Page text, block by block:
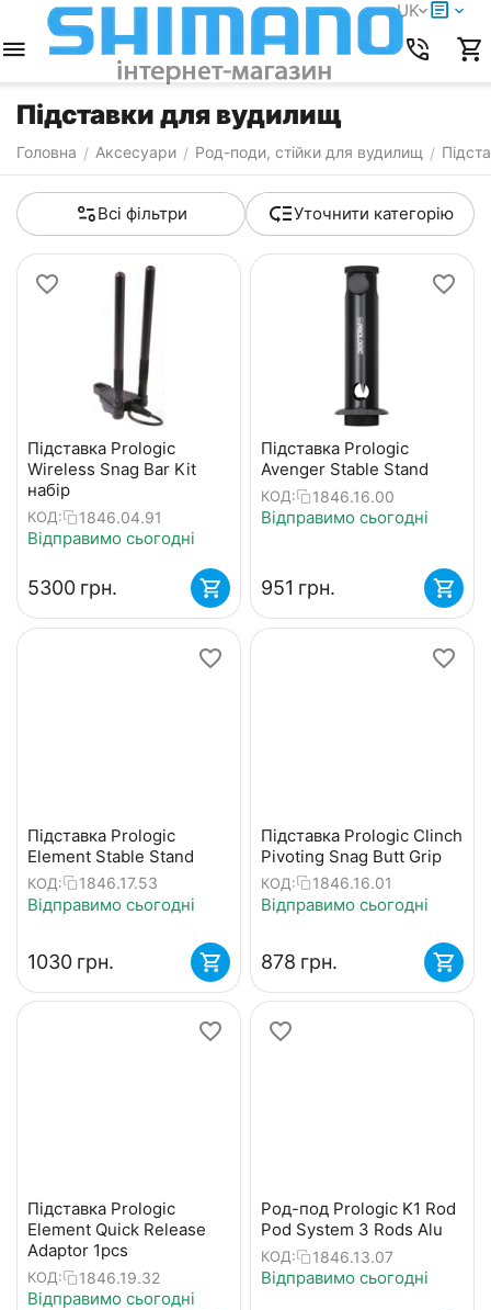
UK
Підставки для вудилищ
Головна / Аксесуари / Род-поди, стійки для вудилищ /
Всі фільтри Уточнити категорію
Підставка Prologic
Wireless Snag Bar Kit
набір
КОД: 1846.04.91
Відправимо сьогодні
‍5300‍ грн.
Підставка Prologic
Avenger Stable Stand
КОД: 1846.16.00
Відправимо сьогодні
‍951‍ грн.
Підставка Prologic
Element Stable Stand
КОД: 1846.17.53
Відправимо сьогодні
‍1030‍ грн.
Підставка Prologic Clinch
Pivoting Snag Butt Grip
КОД: 1846.16.01
Відправимо сьогодні
‍878‍ грн.
Підставка Prologic
Element Quick Release
Adaptor 1pcs
КОД: 1846.19.32
Відправимо сьогодні
Род-под Prologic K1 Rod
Pod System 3 Rods Alu
КОД: 1846.13.07
Відправимо сьогодні